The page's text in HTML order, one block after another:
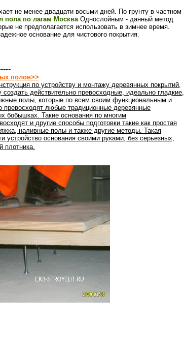
не менее двадцати восьми дней. По грунту в частном
пола по лагам МоскваОднослойным - данный метод
не предполагается использовать в зимнее время.
основание для чистового покрытия.
полов>>
по устройству и монтажу деревянных покрытий,
действительно превосходные, идеально гладкие,
полы, которые по всем своим функциональным и
превосходят любые традиционные деревянные
бобышках. Такие основания по многим
и другие способы подготовки такие как простая
наливные полы и также другие методы. Такая
устройство основания своими руками, без серьезных,
плотника.